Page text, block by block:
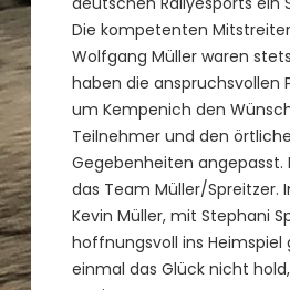
Die kompetenten
Wolfgang Müller waren
haben die anspruchsvollen
um Kempenich den
Teilnehmer und den
Gegebenheiten angepasst.
das Team Müller/Spreitzer.
Kevin Müller, mit Stephani
hoffnungsvoll ins
einmal das Glück nicht